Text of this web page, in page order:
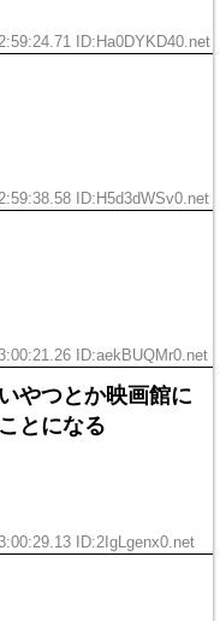
ID:Ha0DYKD40.net
ID:H5d3dWSv0.net
ID:aekBUQMr0.net
やつとか映画館に
とになる
ID:2IgLgenx0.net